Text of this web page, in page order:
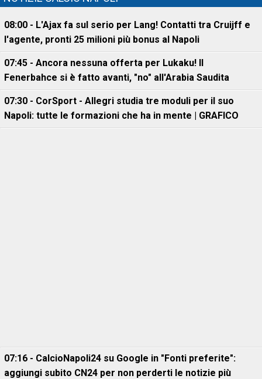
08:00 - L'Ajax fa sul serio per Lang! Contatti tra Cruijff e
l'agente, pronti 25 milioni più bonus al Napoli
07:45 - Ancora nessuna offerta per Lukaku! Il
Fenerbahce si è fatto avanti, "no" all'Arabia Saudita
07:30 - CorSport - Allegri studia tre moduli per il suo
Napoli: tutte le formazioni che ha in mente | GRAFICO
07:16 - CalcioNapoli24 su Google in "Fonti preferite":
aggiungi subito CN24 per non perderti le notizie più